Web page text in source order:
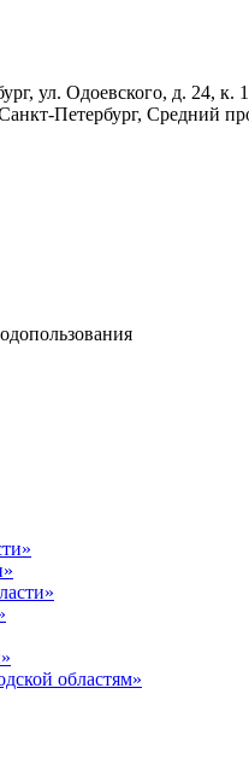
ул. Одоевского, д. 24,
Петербург, Средний
областям»